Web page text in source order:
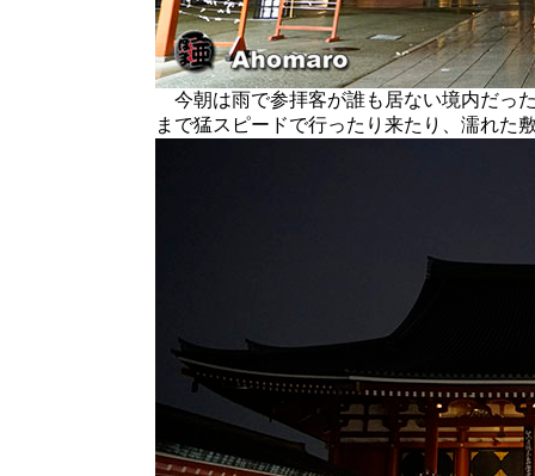
今朝は雨で参拝客が誰も居ない境内だっ
まで猛スピードで行ったり来たり、濡れた